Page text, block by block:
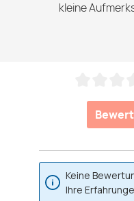
kleine
Keine
Ihre